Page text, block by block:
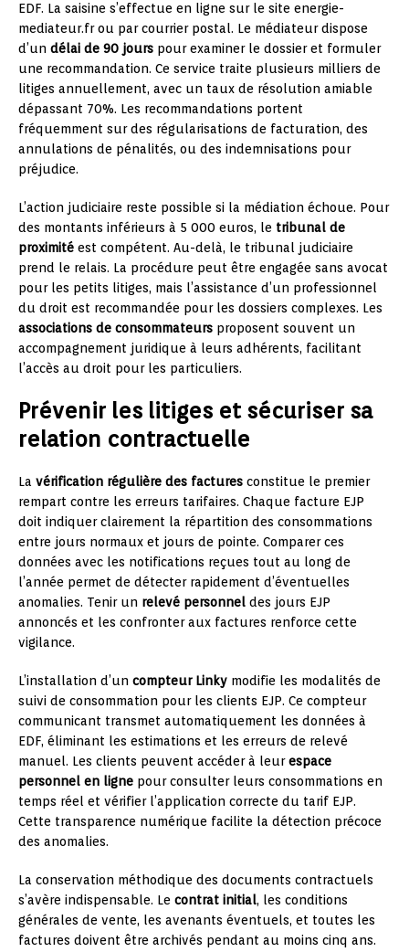
EDF. La saisine s’effectue en ligne sur le site energie-
mediateur.fr ou par courrier postal. Le médiateur dispose
d’un délai de 90 jours pour examiner le dossier et formuler
une recommandation. Ce service traite plusieurs milliers de
litiges annuellement, avec un taux de résolution amiable
dépassant 70%. Les recommandations portent
fréquemment sur des régularisations de facturation, des
annulations de pénalités, ou des indemnisations pour
préjudice.
L’action judiciaire reste possible si la médiation échoue. Pour
des montants inférieurs à 5 000 euros, le tribunal de
proximité est compétent. Au-delà, le tribunal judiciaire
prend le relais. La procédure peut être engagée sans avocat
pour les petits litiges, mais l’assistance d’un professionnel
du droit est recommandée pour les dossiers complexes. Les
associations de consommateurs proposent souvent un
accompagnement juridique à leurs adhérents, facilitant
l’accès au droit pour les particuliers.
Prévenir les litiges et sécuriser sa
relation contractuelle
La vérification régulière des factures constitue le premier
rempart contre les erreurs tarifaires. Chaque facture EJP
doit indiquer clairement la répartition des consommations
entre jours normaux et jours de pointe. Comparer ces
données avec les notifications reçues tout au long de
l’année permet de détecter rapidement d’éventuelles
anomalies. Tenir un relevé personnel des jours EJP
annoncés et les confronter aux factures renforce cette
vigilance.
L’installation d’un compteur Linky modifie les modalités de
suivi de consommation pour les clients EJP. Ce compteur
communicant transmet automatiquement les données à
EDF, éliminant les estimations et les erreurs de relevé
manuel. Les clients peuvent accéder à leurespace
personnel en ligne pour consulter leurs consommations en
temps réel et vérifier l’application correcte du tarif EJP.
Cette transparence numérique facilite la détection précoce
des anomalies.
La conservation méthodique des documents contractuels
s’avère indispensable. Le contrat initial, les conditions
générales de vente, les avenants éventuels, et toutes les
factures doivent être archivés pendant au moins cinq ans.